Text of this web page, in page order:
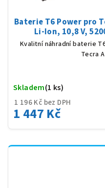
Baterie T6 Power pro
Li-Ion, 10,8 V,
Kvalitní náhradní baterie
Tecra
1 196 Kč bez DPH
1 447 Kč
Skladem(1 ks)